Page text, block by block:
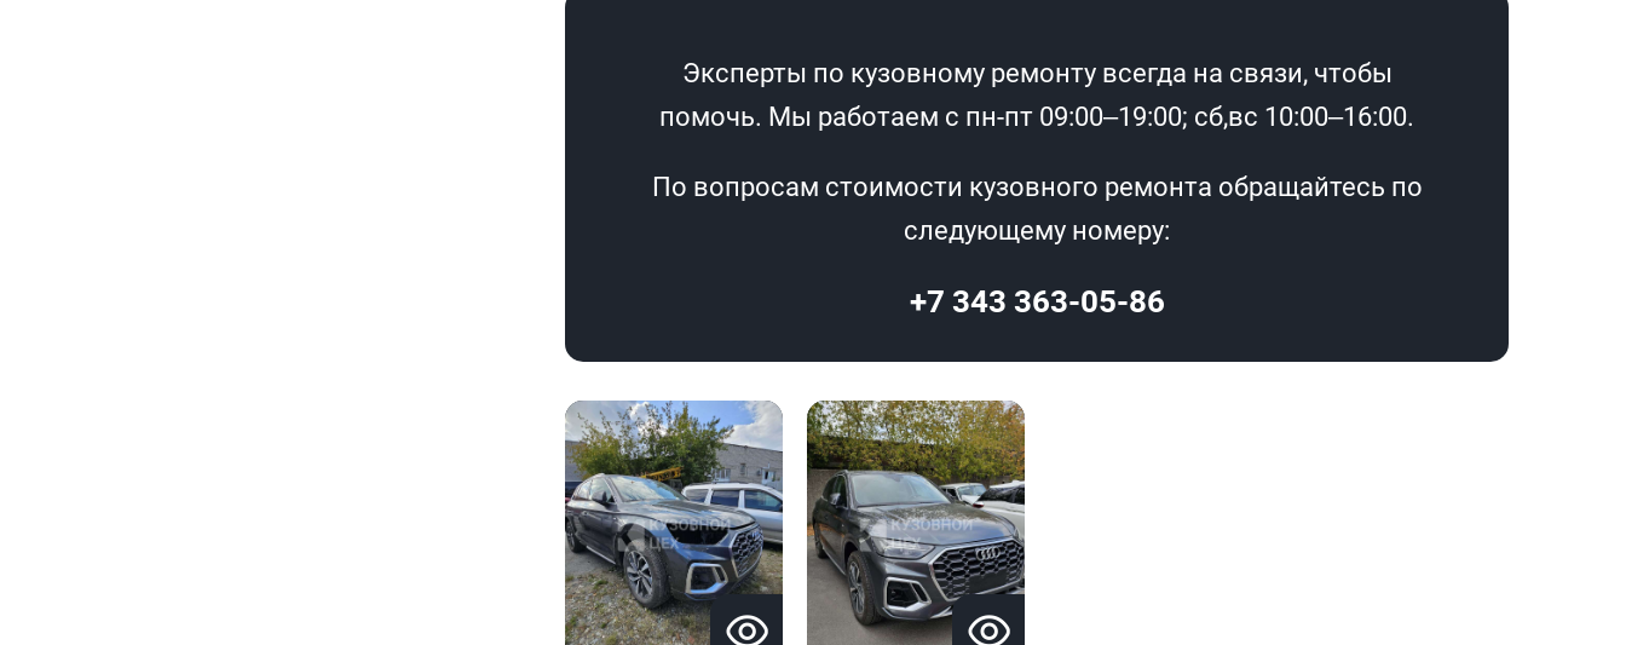
Эксперты по кузовному ремонту всегда на связи, чтобы
помочь. Мы работаем с пн-пт 09:00–19:00; сб,вс 10:00–16:00.
По вопросам стоимости кузовного ремонта обращайтесь по
следующему номеру:
+7 343 363-05-86